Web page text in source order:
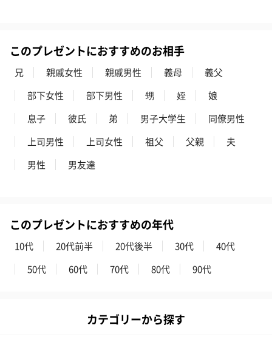
このプレゼントにおすすめのお相手
兄 親戚女性 親戚男性 義母
義父
部下女性
部下男性 甥 姪
娘
息子
彼氏 弟 男子大学生
同僚男性
上司男性
上司女性 祖父 父親
夫
男性
男友達
このプレゼントにおすすめの年代
10代 20代前半 20代後半 30代
40代
50代
60代 70代 80代 90代
カテゴリーから探す